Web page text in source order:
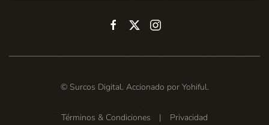
© Surcos Digital. Accionado por Yohiful.
Términos & Condiciones | Privacidad